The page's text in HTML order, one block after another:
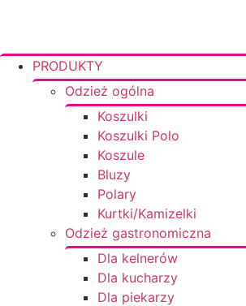
PRODUKTY
Odzież ogólna
Koszulki
Koszulki Polo
Koszule
Bluzy
Polary
Kurtki/Kamizelki
Odzież gastronomiczna
Dla kelnerów
Dla kucharzy
Dla piekarzy